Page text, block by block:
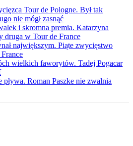
Tour de Pologne. Był tak
nie mógł zasnąć
i skromna premia. Katarzyna
druga w Tour de France
największym. Piąte zwycięstwo
wielkich faworytów. Tadej Pogacar
pływa. Roman Paszke nie zwalnia